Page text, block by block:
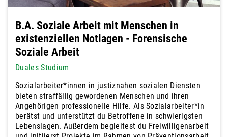
B.A. Soziale Arbeit mit Menschen in
existenziellen Notlagen - Forensische
Soziale Arbeit
Duales Studium
Sozialarbeiter*innen in justiznahen sozialen Diensten
bieten straffällig gewordenen Menschen und ihren
Angehörigen professionelle Hilfe. Als Sozialarbeiter*in
berätst und unterstützt du Betroffene in schwierigsten
Lebenslagen. Außerdem begleitest du Freiwilligenarbeit